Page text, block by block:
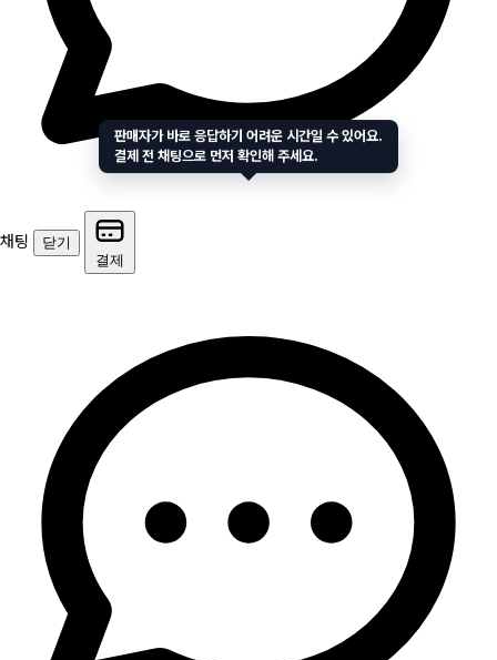
채팅
닫기
결제
판매자가 바로 응답하기 어려운 시간일 수 있어요.
결제 전 채팅으로 먼저 확인해 주세요.